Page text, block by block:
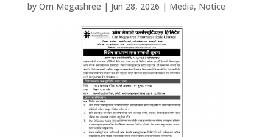
by Om Megashree | Jun 28, 2026 | Media, Notice